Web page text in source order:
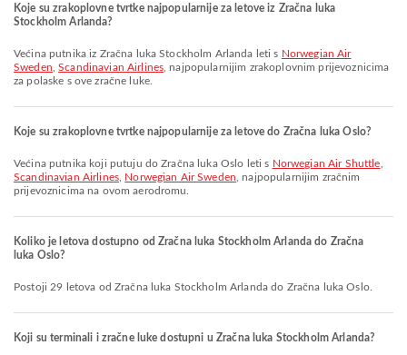
Koje su zrakoplovne tvrtke najpopularnije za letove iz Zračna luka
Stockholm Arlanda?
Većina putnika iz Zračna luka Stockholm Arlanda leti s Norwegian Air
Sweden ,Scandinavian Airlines , najpopularnijim zrakoplovnim prijevoznicima
za polaske s ove zračne luke.
Koje su zrakoplovne tvrtke najpopularnije za letove do Zračna luka Oslo?
Većina putnika koji putuju do Zračna luka Oslo leti s Norwegian Air Shuttle
Scandinavian Airlines, Norwegian Air Sweden , najpopularnijim zračnim
prijevoznicima na ovom aerodromu.
Koliko je letova dostupno od Zračna luka Stockholm Arlanda do Zračna
luka Oslo?
Postoji 29 letova od Zračna luka Stockholm Arlanda do Zračna luka Oslo.
Koji su terminali i zračne luke dostupni u Zračna luka Stockholm Arlanda?